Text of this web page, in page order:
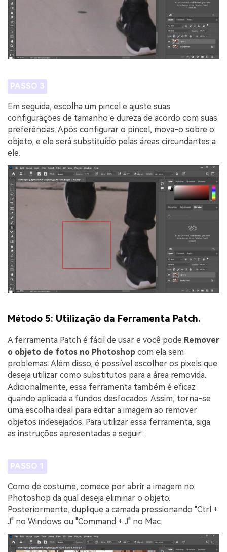
PASSO 3
Em seguida, escolha um pincel e ajuste suas
configurações de tamanho e dureza de acordo com suas
preferências. Após configurar o pincel, mova-o sobre o
objeto, e ele será substituído pelas áreas circundantes a
ele.
Método 5: Utilização da Ferramenta Patch.
A ferramenta Patch é fácil de usar e você pode Remover
o objeto de fotos no Photoshop com ela sem
problemas. Além disso, é possível escolher os pixels que
deseja utilizar como substitutos para a área removida.
Adicionalmente, essa ferramenta também é eficaz
quando aplicada a fundos desfocados. Assim, torna-se
uma escolha ideal para editar a imagem ao remover
objetos indesejados. Para utilizar essa ferramenta, siga
as instruções apresentadas a seguir:
PASSO 1
Como de costume, comece por abrir a imagem no
Photoshop da qual deseja eliminar o objeto.
Posteriormente, duplique a camada pressionando "Ctrl +
J" no Windows ou "Command + J" no Mac.